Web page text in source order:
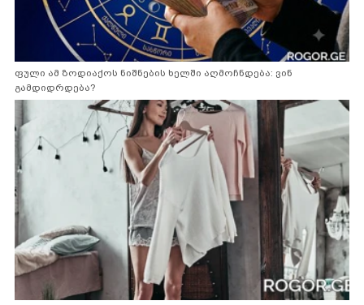
ფული ამ ზოდიაქოს ნიშნების ხელში აღმოჩნდება: ვინ
გამდიდრდება?